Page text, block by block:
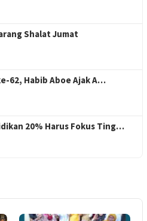
Shalat Jumat
62, Habib Aboe Ajak A…
20% Harus Fokus Ting…